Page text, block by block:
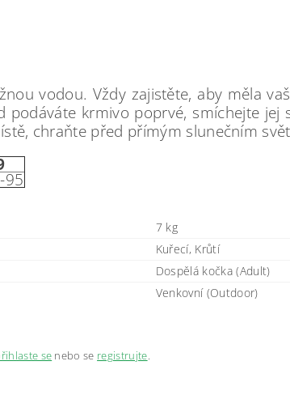
vodou. Vždy zajistěte, aby měla
krmivo poprvé, smíchejte
chraňte před přímým slunečním
95
7 kg
Kuřecí, Krůtí
Dospělá kočka (Adult)
Venkovní (Outdoor)
se nebo se registrujte.